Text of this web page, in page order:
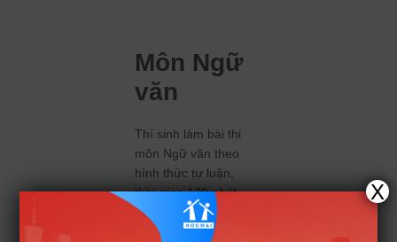
Môn Ngữ
văn
Thí sinh làm bài thi
môn Ngữ văn theo
hình thức tự luận,
thời gian 120 phút.
Đề thi tập trung vào
việc kiểm tra khả
X